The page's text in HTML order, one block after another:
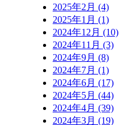
2025年2月 (4)
2025年1月 (1)
2024年12月 (10)
2024年11月 (3)
2024年9月 (8)
2024年7月 (1)
2024年6月 (17)
2024年5月 (44)
2024年4月 (39)
2024年3月 (19)